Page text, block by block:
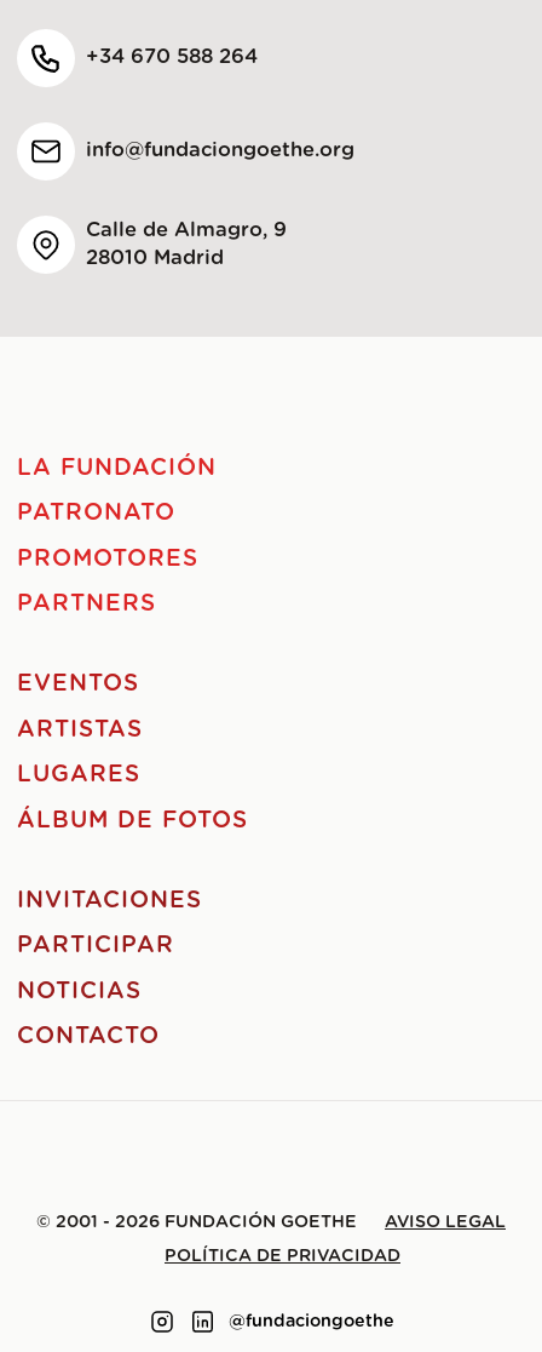
+34 670 588 264
info@fundaciongoethe.org
Calle de Almagro, 9
28010 Madrid
LA FUNDACIÓN
PATRONATO
PROMOTORES
PARTNERS
EVENTOS
ARTISTAS
LUGARES
ÁLBUM DE FOTOS
INVITACIONES
PARTICIPAR
NOTICIAS
CONTACTO
© 2001 - 2026 FUNDACIÓN GOETHE
AVISO LEGAL
POLÍTICA DE PRIVACIDAD
@fundaciongoethe